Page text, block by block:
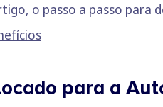
o passo a passo para
para a